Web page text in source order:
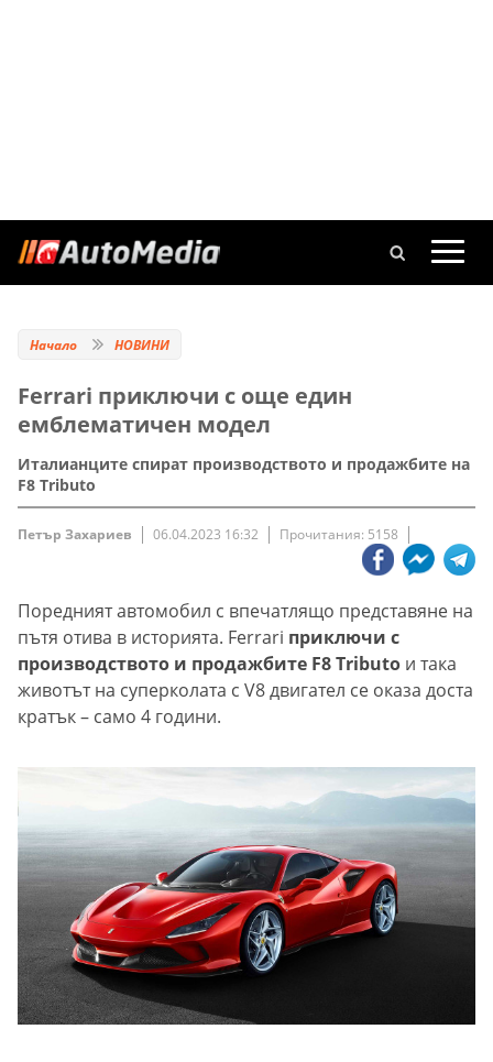
Начало НОВИНИ
Ferrari приключи с още един
емблематичен модел
Италианците спират производството и продажбите на
F8 Tributo
Петър Захариев 06.04.2023 16:32 Прочитания: 5158
Поредният автомобил с впечатлящо представяне на
пътя отива в историята. Ferrari приключи с
производството и продажбите F8 Tributo и така
животът на суперколата с V8 двигател се оказа доста
кратък – само 4 години.